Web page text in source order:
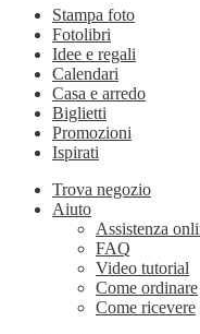
Stampa foto
Fotolibri
Idee e regali
Calendari
Casa e arredo
Biglietti
Promozioni
Ispirati
Trova negozio
Aiuto
Assistenza
FAQ
Video tutorial
Come ordinare
Come ricevere